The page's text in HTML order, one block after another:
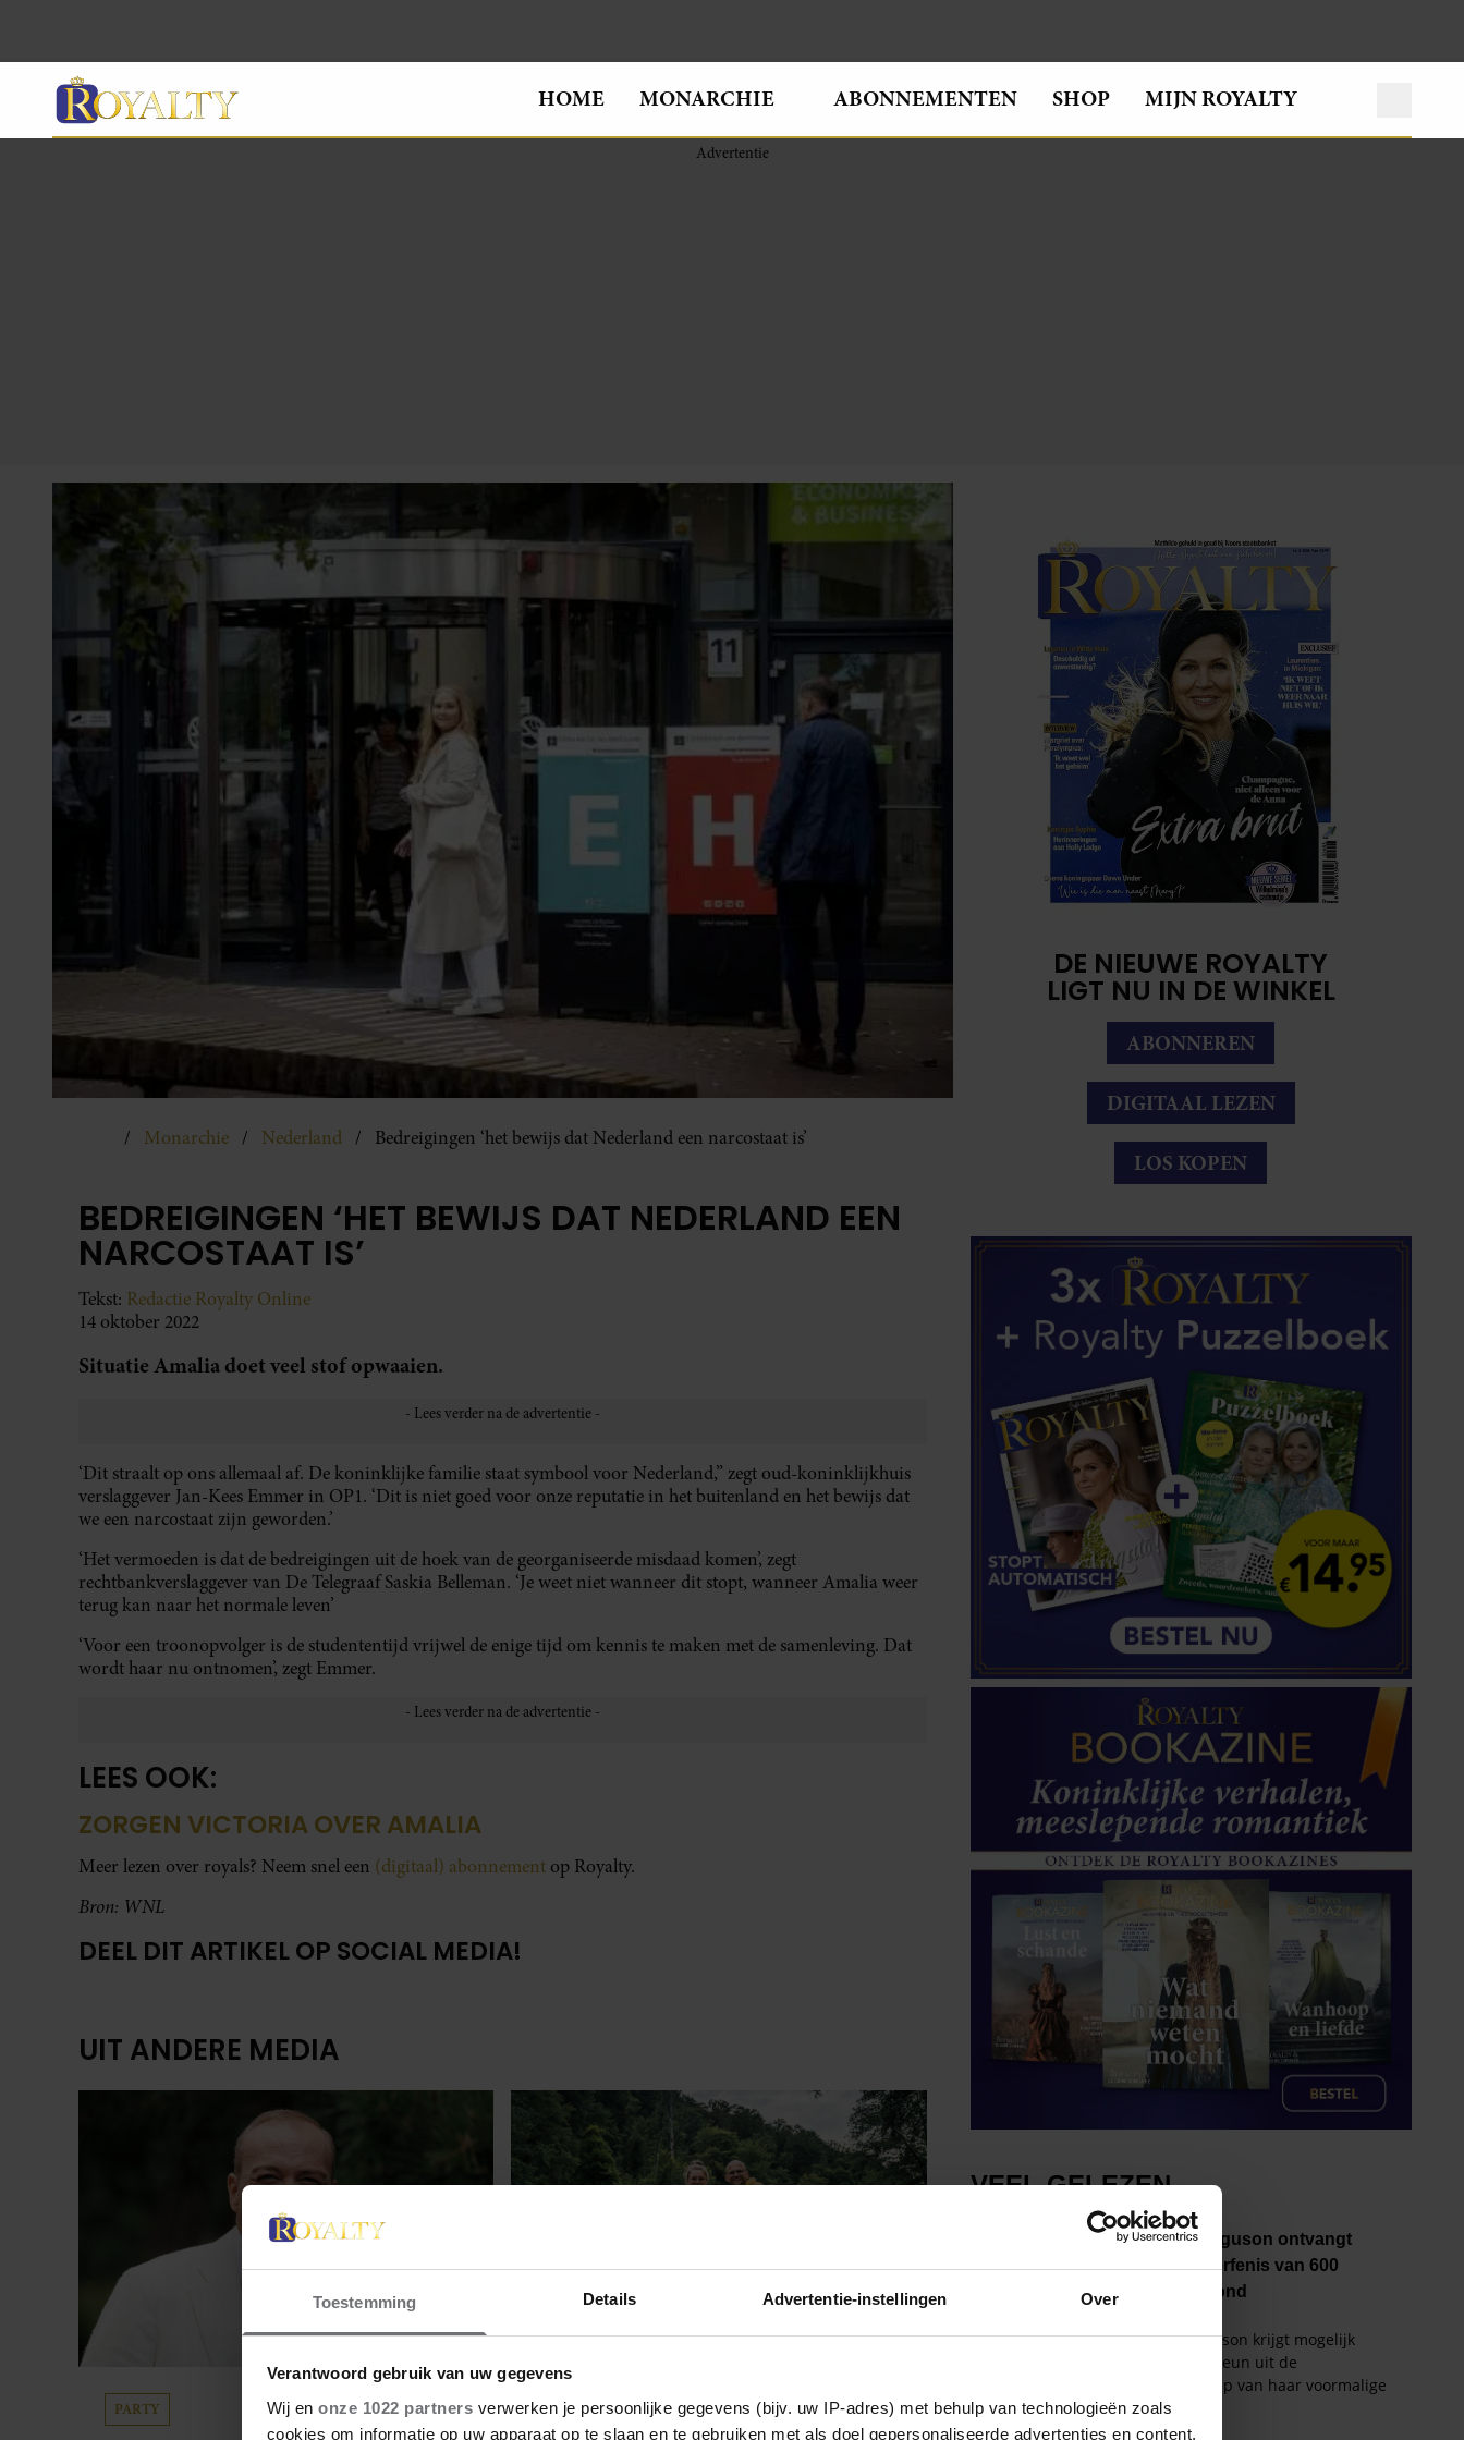
Toestemming Details Advertentie-instellingen Over
Verantwoord gebruik van uw gegevens
Wij en onze 1022 partners verwerken je persoonlijke gegevens (bijv. uw IP-adres) met behulp van technologieën zoals
cookies om informatie op uw apparaat op te slaan en te gebruiken met als doel gepersonaliseerde advertenties en content,
HOME MONARCHIE ABONNEMENTEN SHOP MIJN ROYALTY
Monarchie Nederland Bedreigingen ‘het bewijs dat Nederland een narcostaat is’
BEDREIGINGEN ‘HET BEWIJS DAT NEDERLAND EEN
NARCOSTAAT IS’
Tekst: Redactie Royalty Online
14 oktober 2022
Situatie Amalia doet veel stof opwaaien.
‘Dit straalt op ons allemaal af. De koninklijke familie staat symbool voor Nederland,” zegt oud-koninklijkhuis
verslaggever Jan-Kees Emmer in OP1. ‘Dit is niet goed voor onze reputatie in het buitenland en het bewijs dat
we een narcostaat zijn geworden.’
‘Het vermoeden is dat de bedreigingen uit de hoek van de georganiseerde misdaad komen’, zegt
rechtbankverslaggever van De Telegraaf Saskia Belleman. ‘Je weet niet wanneer dit stopt, wanneer Amalia weer
terug kan naar het normale leven’
‘Voor een troonopvolger is de studententijd vrijwel de enige tijd om kennis te maken met de samenleving. Dat
wordt haar nu ontnomen’, zegt Emmer.
LEES OOK:
ZORGEN VICTORIA OVER AMALIA
Meer lezen over royals? Neem snel een (digitaal) abonnement op Royalty.
Bron: WNL
DEEL DIT ARTIKEL OP SOCIAL MEDIA!
UIT ANDERE MEDIA
PARTY VRIENDIN
DE NIEUWE ROYALTY
LIGT NU IN DE WINKEL
ABONNEREN
DIGITAAL LEZEN
LOS KOPEN